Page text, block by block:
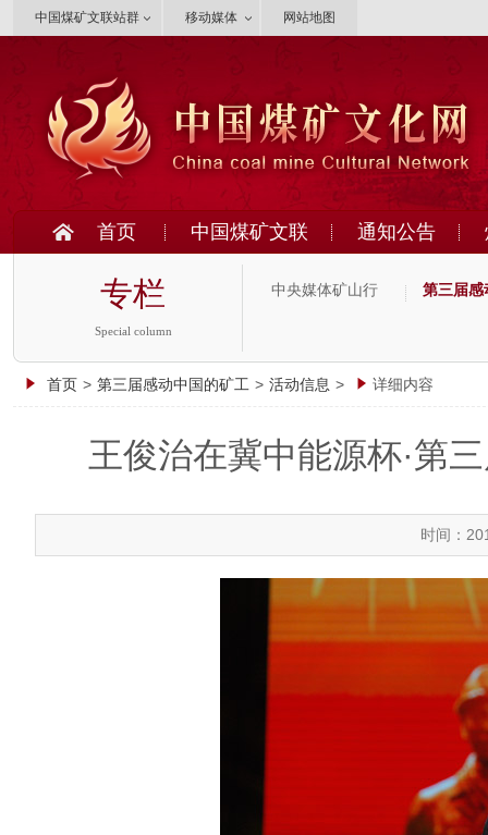
中国煤矿文联站群 移动媒体 网站地图
首页 中国煤矿文联 通知公告
专栏
Special column
中央媒体矿山行 第三届感
首页 > 第三届感动中国的矿工 > 活动信息 > 详细内容
王俊治在冀中能源杯·第
时间：